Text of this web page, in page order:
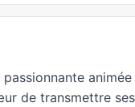
de transmettre ses